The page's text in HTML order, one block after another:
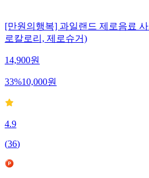
[만원의행복] 과일랜드 제로음료
로칼로리, 제로슈거)
14,900원
33%10,000원
4.9
(36)